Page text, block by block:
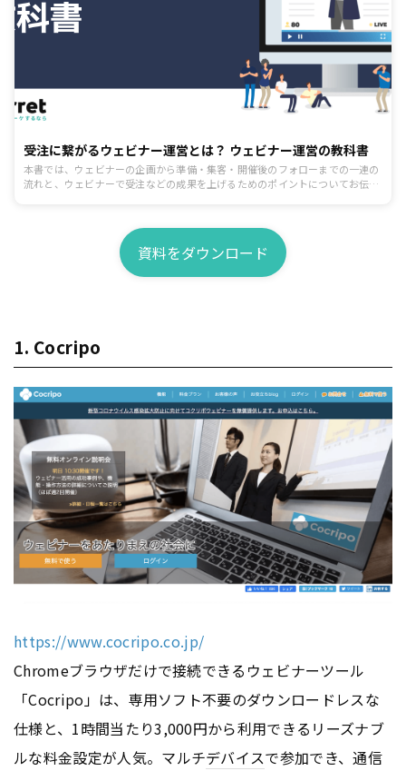
受注に繋がるウェビナー運営とは？ ウェビナー運営の教科書
本書では、ウェビナーの企画から準備・集客・開催後のフォローまでの一連の
流れと、ウェビナーで受注などの成果を上げるためのポイントについてお伝え
資料をダウンロード
1. Cocripo
https://www.cocripo.co.jp/
Chromeブラウザだけで接続できるウェビナーツール
「Cocripo」は、専用ソフト不要のダウンロードレスな
仕様と、1時間当たり3,000円から利用できるリーズナブ
ルな料金設定が人気。マルチデバイスで参加でき、通信